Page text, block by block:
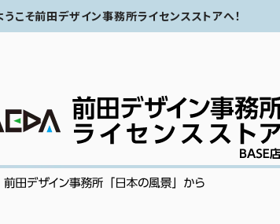
うこそ前田デザイン事務所ライセンスストアへ！